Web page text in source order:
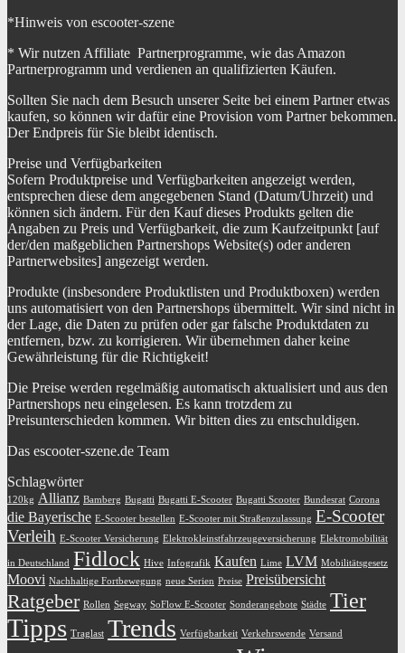
*Hinweis von escooter-szene
* Wir nutzen Affiliate Partnerprogramme, wie das Amazon
Partnerprogramm und verdienen an qualifizierten Käufen.
Sollten Sie nach dem Besuch unserer Seite bei einem Partner etwas
kaufen, so können wir dafür eine Provision vom Partner bekommen.
Der Endpreis für Sie bleibt identisch.
Preise und Verfügbarkeiten
Sofern Produktpreise und Verfügbarkeiten angezeigt werden,
entsprechen diese dem angegebenen Stand (Datum/Uhrzeit) und
können sich ändern. Für den Kauf dieses Produkts gelten die
Angaben zu Preis und Verfügbarkeit, die zum Kaufzeitpunkt [auf
der/den maßgeblichen Partnershops Website(s) oder anderen
Partnerwebsites] angezeigt werden.
Produkte (insbesondere Produktlisten und Produktboxen) werden
uns automatisiert von den Partnershops übermittelt. Wir sind nicht in
der Lage, die Daten zu prüfen oder gar falsche Produktdaten zu
entfernen, bzw. zu korrigieren. Wir übernehmen daher keine
Gewährleistung für die Richtigkeit!
Die Preise werden regelmäßig automatisch aktualisiert und aus den
Partnershops neu eingelesen. Es kann trotzdem zu
Preisunterschieden kommen. Wir bitten dies zu entschuldigen.
Das escooter-szene.de Team
Schlagwörter
120kg Allianz Bamberg Bugatti Bugatti E-Scooter Bugatti Scooter Bundesrat Corona
die Bayerische E-Scooter bestellen E-Scooter mit Straßenzulassung E-Scooter
Verleih E-Scooter Versicherung Elektrokleinstfahrzeugeversicherung Elektromobilität
in Deutschland Fidlock Hive Infografik Kaufen Lime LVM Mobilitätsgesetz
Moovi Nachhaltige Fortbewegung neue Serien Preise Preisübersicht
Ratgeber Rollen Segway SoFlow E-Scooter Sonderangebote Städte Tier
Tipps Traglast Trends Verfügbarkeit Verkehrswende Versand